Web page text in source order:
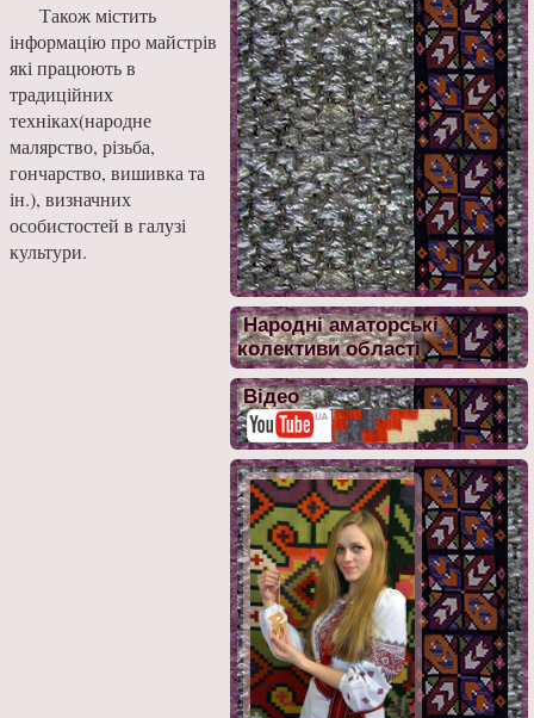
Народні аматорські
колективи області
Відео
Також містить
інформацію про майстрів
які працюють в
традиційних
техніках(народне
малярство, різьба,
гончарство, вишивка та
ін.), визначних
особистостей в галузі
культури.